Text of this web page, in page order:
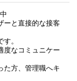
ーと直接的な接客
。
度なコミュニケー
た方、管理職へキ